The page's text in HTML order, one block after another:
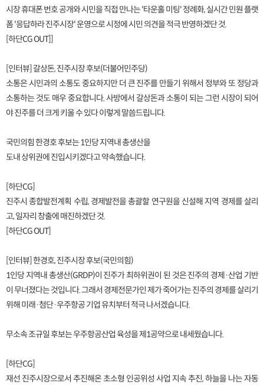
시장 휴대폰 번호 공개와 시민을 직접 만나는 '타운홀 미팅' 정례화, 실시간 민원 플랫
폼 '응답하라 진주시장' 운영으로 시정에 시민 의견을 적극 반영하겠단 것.
[하단CG OUT]]
[인터뷰] 갈상돈, 진주시장 후보(더불어민주당)
소통은 시민과의 소통도 중요하지만 더 큰 진주를 만들기 위해서 정부와 또 정당과
소통하는 것도 매우 중요합니다. 사방에서 갈상돈과 소통이 되는 그런 시장이 되어
야 진주를 더 크게 키울 수 있다 이렇게 말씀드립니다.
국민의힘 한경호 후보는 1인당 지역내 총생산을
도내 상위권에 진입시키겠다고 약속했습니다.
[하단CG]
진주시 종합발전계획 수립, 경제발전을 총괄할 연구원을 신설해 지역 경제를 살리
고, 일자리 창출에 매진하겠단 것.
[하단CG OUT]
[인터뷰] 한경호, 진주시장 후보(국민의힘)
1인당 지역내 총생산(GRDP)이 진주가 최하위권이 된 것은 진주의 경제·산업 기반
이 무너졌다는 것입니다. 그래서 경제전문가인 제가 죽어가는 진주의 경제를 살리기
위해 미래·첨단·우주항공 기업 유치부터 적극 나서겠습니다.
무소속 조규일 후보는 우주항공산업 육성을 제1공약으로 내세웠습니다.
[하단CG]
재선 진주시장으로서 추진해온 초소형 인공위성 사업 지속 추진, 하늘을 나는 자동